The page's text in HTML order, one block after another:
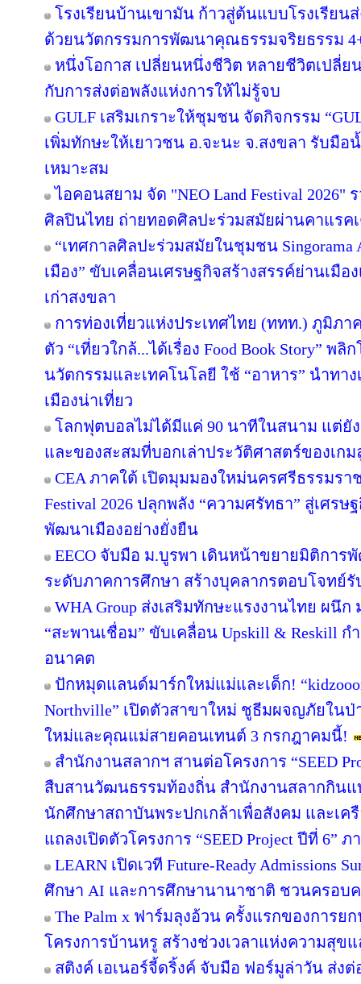
โรงเรียนบ้านเขามัน ก้าวสู่ต้นแบบโรงเรียน
ด้วยนวัตกรรมการพัฒนาคุณธรรมจริยธรรม
หนึ่งโอกาส เปลี่ยนหนึ่งชีวิต หลายชีวิตเปลี่ย
กับการส่งต่อพลังแห่งการให้ไม่รู้จบ
GULF เสริมเกราะให้ชุมชน จัดกิจกรรม
เพิ่มทักษะให้เยาวชน อ.จะนะ จ.สงขลา รับมือ
เหมาะสม
ไอคอนสยาม จัด "NEO Land Festival 2026"
ศิลปินไทย ถ่ายทอดศิลปะร่วมสมัยผ่านคาแรค
“เทศกาลศิลปะร่วมสมัยในชุมชน Singorama
เมือง” ขับเคลื่อนเศรษฐกิจสร้างสรรค์ย่านเมือ
เก่าสงขลา
การท่องเที่ยวแห่งประเทศไทย (ททท.) ภูมิภ
ตัว “เที่ยวใกล้...ได้เรื่อง Food Book Story” พ
นวัตกรรมและเทคโนโลยี ใช้ “อาหาร” นำทาง
เมืองน่าเที่ยว
โลกฟุตบอลไม่ได้มีแค่ 90 นาทีในสนาม แต่ยัง
และของสะสมที่บอกเล่าประวัติศาสตร์ของเก
CEA ภาคใต้ เปิดมุมมองใหม่นครศรีธรรมรา
Festival 2026 ปลุกพลัง “ความศรัทธา” สู่เศร
พัฒนาเมืองอย่างยั่งยืน
EECO จับมือ ม.บูรพา เดินหน้าขยายมิติกา
ระดับภาคการศึกษา สร้างบุคลากรตอบโจทย์
WHA Group ส่งเสริมทักษะแรงงานไทย ผนึก
“สะพานเชื่อม” ขับเคลื่อน Upskill & Reskill
อนาคต
ปักหมุดแลนด์มาร์กใหม่แม่และเด็ก!
Northville” เปิดตัวสาขาใหม่ ชูธีมผจญภัยในป่
ใหม่และคุณแม่สายคอนเทนต์ 3 กรกฎาคมนี้!
สำนักงานสลากฯ สานต่อโครงการ “SEED
สืบสานวัฒนธรรมท้องถิ่น สำนักงานสลากกินแ
นักศึกษาสถาบันพระปกเกล้าเพื่อสังคม และเครื
แถลงเปิดตัวโครงการ “SEED Project ปีที่ 6”
LEARN เปิดเวที Future-Ready Admissions
ศึกษา AI และการศึกษานานาชาติ ชวนครอบ
The Palm x ฟาร์มลุงอ้วน ครั้งแรกของการย
โครงการบ้านหรู สร้างช่วงเวลาแห่งความสุข
สติงค์ เอเนอร์จี้ดริ้งค์ จับมือ ฟอร์มูล่าวัน ส่ง